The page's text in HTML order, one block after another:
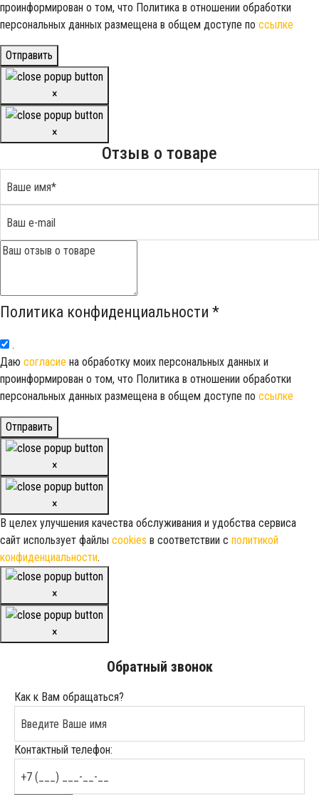
проинформирован о том, что Политика в отношении обработки
персональных данных размещена в общем доступе по ссылке
Отправить
×
×
Отзыв о товаре
Политика конфиденциальности *
.
Даю согласие на обработку моих персональных данных и
проинформирован о том, что Политика в отношении обработки
персональных данных размещена в общем доступе по ссылке
Отправить
×
×
В целех улучшения качества обслуживания и удобства сервиса
сайт использует файлы cookies в соответствии с политикой
конфиденциальности.
×
×
Обратный звонок
Как к Вам обращаться?
Контактный телефон: